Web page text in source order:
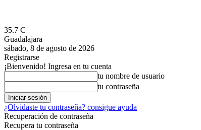
35.7 C
Guadalajara
sábado, 8 de agosto de 2026
Registrarse
¡Bienvenido! Ingresa en tu cuenta
tu nombre de usuario
tu contraseña
¿Olvidaste tu contraseña? consigue ayuda
Recuperación de contraseña
Recupera tu contraseña